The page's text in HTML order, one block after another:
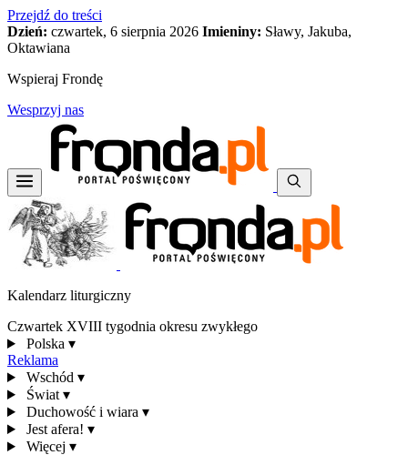
Przejdź do treści
Dzień: czwartek, 6 sierpnia 2026 Imieniny: Sławy, Jakuba,
Oktawiana
Wspieraj Frondę
Wesprzyj nas
Kalendarz liturgiczny
Czwartek XVIII tygodnia okresu zwykłego
Polska ▾
Reklama
Wschód ▾
Świat ▾
Duchowość i wiara ▾
Jest afera! ▾
Więcej ▾